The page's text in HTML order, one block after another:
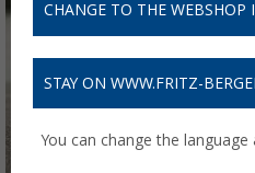
CHANGE TO THE WEBSHOP
STAY ON WWW.FRITZ-
You can change the